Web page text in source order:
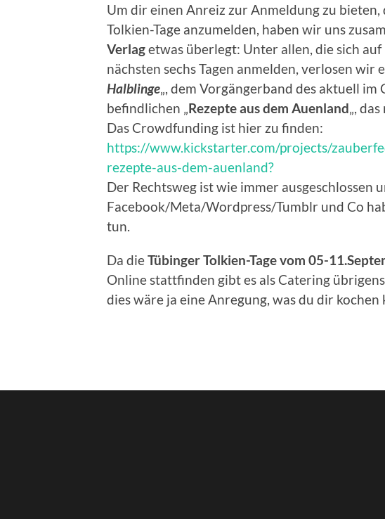
Um dir einen Anreiz zur Anmeldung zu
Tolkien-Tage anzumelden, haben wir uns
Verlagetwas überlegt: Unter allen, die sich auf
nächsten sechs Tagen anmelden, verlosen wir
Halblinge „, dem Vorgängerband des aktuell
befindlichen „ Rezepte aus dem Auenland „,
Das Crowdfunding ist hier zu finden:
https://www.kickstarter.com/projects/
rezepte-aus-dem-auenland?
Der Rechtsweg ist wie immer ausgeschlossen
Facebook/Meta/Wordpress/Tumblr und Co
tun.
Da dieTübinger Tolkien-Tage vom 05-
Online stattfinden gibt es als Catering
dies wäre ja eine Anregung, was du dir kochen